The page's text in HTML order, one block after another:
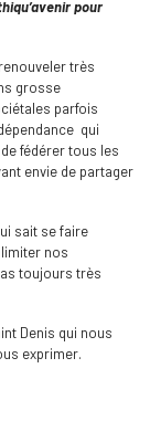
pour
très
grosse
parfois
qui
fédérer tous les
envie de partager
sait se faire
nos
toujours très
Denis qui nous
exprimer.